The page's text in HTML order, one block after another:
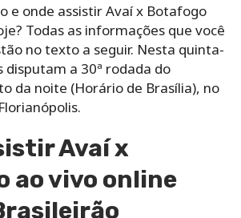
e onde assistir Avaí x Botafogo
Todas as informações que você
no texto a seguir. Nesta quinta-
disputam a 30ª rodada do
da noite (Horário de Brasília), no
Avaí x
ao vivo online